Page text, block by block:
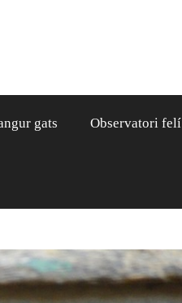
gats Observatori felí